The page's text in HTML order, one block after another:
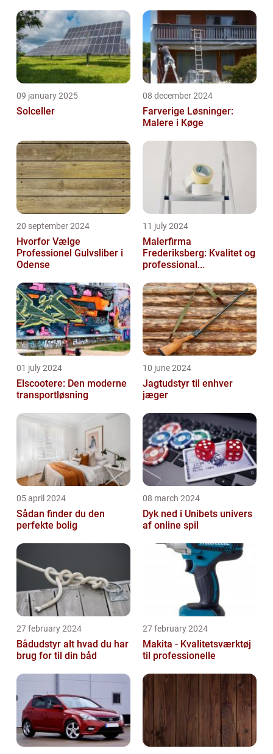
09 january 2025
Solceller
08 december 2024
Farverige Løsninger:
Malere i Køge
20 september 2024
Hvorfor Vælge
Professionel Gulvsliber i
Odense
11 july 2024
Malerfirma
Frederiksberg: Kvalitet og
professional...
01 july 2024
Elscootere: Den moderne
transportløsning
10 june 2024
Jagtudstyr til enhver
jæger
05 april 2024
Sådan finder du den
perfekte bolig
08 march 2024
Dyk ned i Unibets univers
af online spil
27 february 2024
Bådudstyr alt hvad du har
brug for til din båd
27 february 2024
Makita - Kvalitetsværktøj
til professionelle